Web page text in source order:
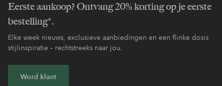
Eerste aankoop? Ontvang 20% korting op je eerste
bestelling*.
Elke week nieuws, exclusieve aanbiedingen en een flinke dosis
stijlinspiratie – rechtstreeks naar jou.
Word klant